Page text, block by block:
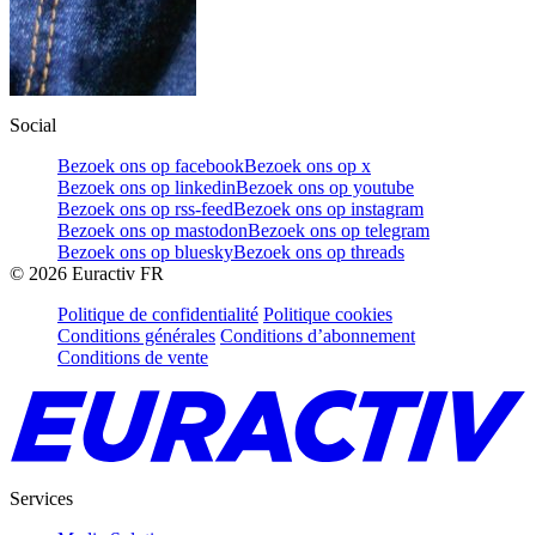
Social
Bezoek ons op facebookBezoek ons op x
Bezoek ons op linkedinBezoek ons op youtube
Bezoek ons op rss-feedBezoek ons op instagram
Bezoek ons op mastodonBezoek ons op telegram
Bezoek ons op blueskyBezoek ons op threads
© 2026 Euractiv FR
Politique de confidentialité Politique cookies
Conditions générales Conditions d’abonnement
Conditions de vente
Services